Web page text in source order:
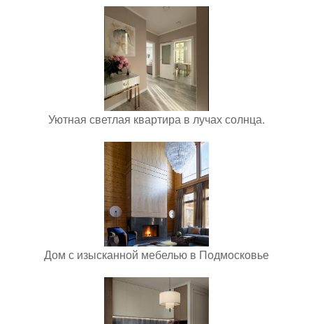
Уютная светлая квартира в лучах солнца.
Дом с изысканной мебелью в Подмосковье